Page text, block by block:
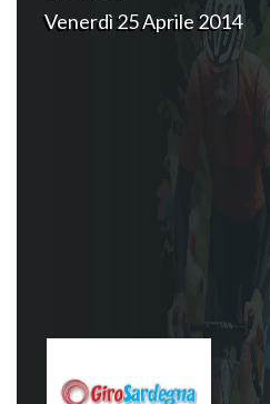
Venerdì 25 Aprile 2014